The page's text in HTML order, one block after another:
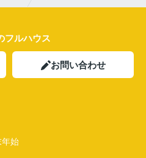
フルハウス
お問い合わせ
年始